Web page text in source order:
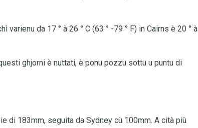
da 17 ° à 26 ° C (63 ° -79 ° F) in Cairns è 20 ° à
ghjorni è nuttati, è ponu pozzu sottu u puntu di
di 183mm, seguita da Sydney cù 100mm. A cità più